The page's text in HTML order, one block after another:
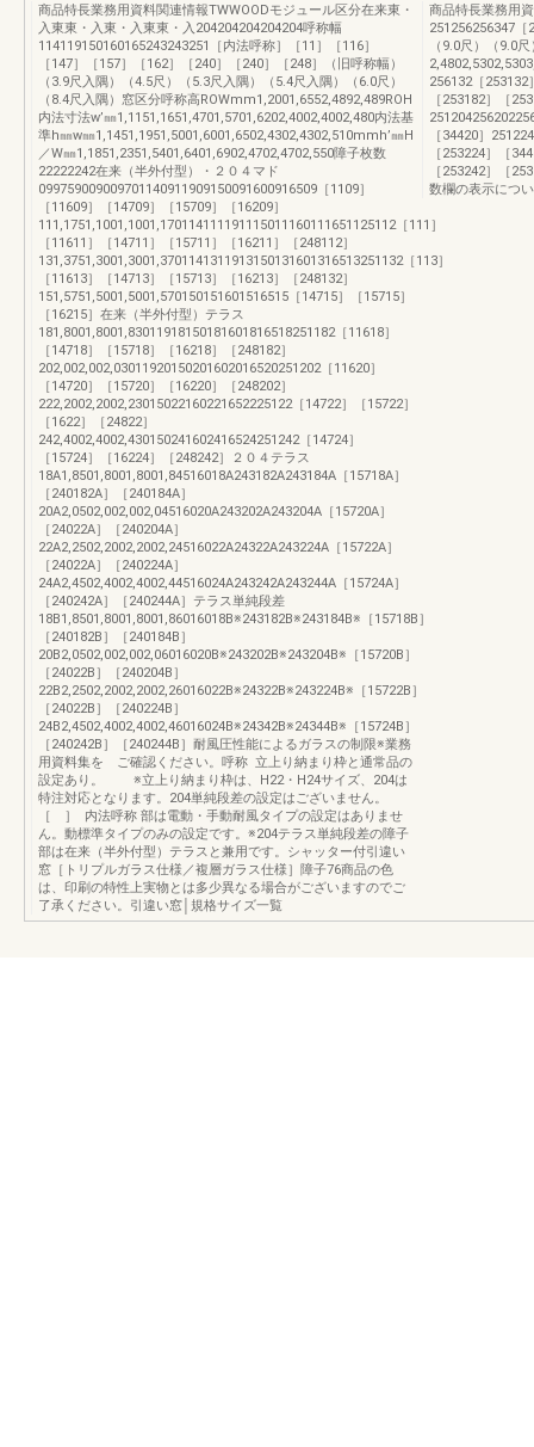
商品特長業務用資料関連情報TWWOODモジュール区分在来東・
入東東・入東・入東東・入204204204204204呼称幅
114119150160165243243251［内法呼称］［11］［116］
［147］［157］［162］［240］［240］［248］（旧呼称幅）
（3.9尺入隅）（4.5尺）（5.3尺入隅）（5.4尺入隅）（6.0尺）
（8.4尺入隅）窓区分呼称高ROWmm1,2001,6552,4892,489ROH
内法寸法w’㎜1,1151,1651,4701,5701,6202,4002,4002,480内法基
準h㎜w㎜1,1451,1951,5001,6001,6502,4302,4302,510mmh’㎜H
／W㎜1,1851,2351,5401,6401,6902,4702,4702,550障子枚数
22222242在来（半外付型）・２０４マド
099759009009701140911909150091600916509［1109］
［11609］［14709］［15709］［16209］
111,1751,1001,1001,170114111191115011160111651125112［111］
［11611］［14711］［15711］［16211］［248112］
131,3751,3001,3001,3701141311913150131601316513251132［113］
［11613］［14713］［15713］［16213］［248132］
151,5751,5001,5001,570150151601516515［14715］［15715］
［16215］在来（半外付型）テラス
181,8001,8001,83011918150181601816518251182［11618］
［14718］［15718］［16218］［248182］
202,002,002,03011920150201602016520251202［11620］
［14720］［15720］［16220］［248202］
222,2002,2002,23015022160221652225122［14722］［15722］
［1622］［24822］
242,4002,4002,430150241602416524251242［14724］
［15724］［16224］［248242］２０４テラス
18A1,8501,8001,8001,84516018A243182A243184A［15718A］
［240182A］［240184A］
20A2,0502,002,002,04516020A243202A243204A［15720A］
［24022A］［240204A］
22A2,2502,2002,2002,24516022A24322A243224A［15722A］
［24022A］［240224A］
24A2,4502,4002,4002,44516024A243242A243244A［15724A］
［240242A］［240244A］テラス単純段差
18B1,8501,8001,8001,86016018B※243182B※243184B※［15718B］
［240182B］［240184B］
20B2,0502,002,002,06016020B※243202B※243204B※［15720B］
［24022B］［240204B］
22B2,2502,2002,2002,26016022B※24322B※243224B※［15722B］
［24022B］［240224B］
24B2,4502,4002,4002,46016024B※24342B※24344B※［15724B］
［240242B］［240244B］耐風圧性能によるガラスの制限※業務
用資料集を ご確認ください。呼称 立上り納まり枠と通常品の
設定あり。 ※立上り納まり枠は、H22・H24サイズ、204は
特注対応となります。204単純段差の設定はございません。
［ ］ 内法呼称 部は電動・手動耐風タイプの設定はありませ
ん。動標準タイプのみの設定です。※204テラス単純段差の障子
部は在来（半外付型）テラスと兼用です。シャッター付引違い
窓［トリプルガラス仕様／複層ガラス仕様］障子76商品の色
は、印刷の特性上実物とは多少異なる場合がございますのでご
了承ください。引違い窓│規格サイズ一覧
商品特長業務用
251256256347［
（9.0尺）（9.0
256132［253132
［253182］［
［34420］
［253224］［
［253242］［
数欄の表示につ